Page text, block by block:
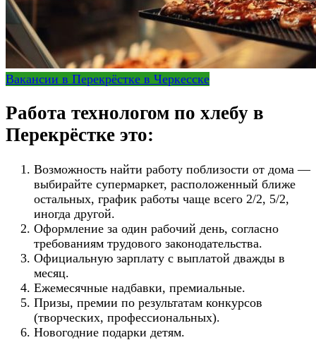
Вакансии в Перекрёстке в Черкесске
Работа технологом по хлебу в
Перекрёстке это:
Возможность найти работу поблизости от дома —
выбирайте супермаркет, расположенный ближе
остальных, график работы чаще всего 2/2, 5/2,
иногда другой.
Оформление за один рабочий день, согласно
требованиям трудового законодательства.
Официальную зарплату с выплатой дважды в
месяц.
Ежемесячные надбавки, премиальные.
Призы, премии по результатам конкурсов
(творческих, профессиональных).
Новогодние подарки детям.